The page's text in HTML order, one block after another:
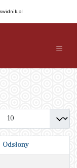
≡
Pokaż #
Odsłony